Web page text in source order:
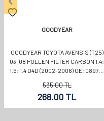
GOODYEAR
GOODYEAR TOYOTA AVENSIS (T25)
03-08 POLLEN FILTER CARBON 1.4:
1.6: 1.4 D4D (2002-2006) OE: 08974-
535.00TL
268.00 TL